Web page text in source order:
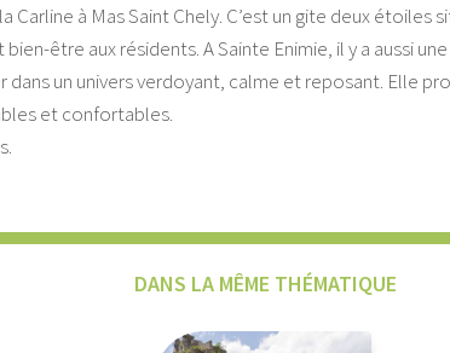
Carline à Mas Saint Chely. C’est un gite deux
être aux résidents. A Sainte Enimie, il y a aussi
un univers verdoyant, calme et reposant. Elle
et confortables.
DANS LA MÊME THÉMATIQUE